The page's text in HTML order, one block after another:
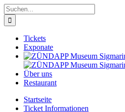
Zum
Inhalt
springen
Suche
nach:
Tickets
Exponate
Über uns
Restaurant
Startseite
Ticket Informationen